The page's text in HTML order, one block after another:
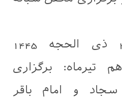
- یکشنبه 23 ذی الحجه 1445
تیرماه: برگزاری
و امام باقر